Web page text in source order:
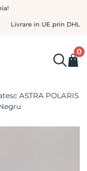
Livrare in UE prin DHL
0
ASTRA POLARIS